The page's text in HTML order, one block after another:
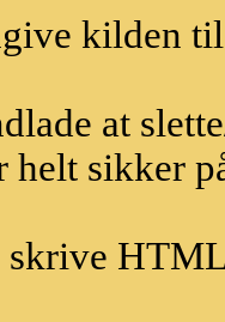
kilden
at
helt sikker
skrive